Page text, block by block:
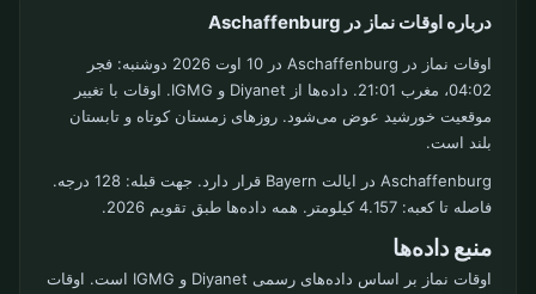
درباره اوقات نماز در Aschaffenburg
اوقات نماز در Aschaffenburg در 10 اوت 2026 دوشنبه: فجر
04:02، مغرب 21:01. داده‌ها از Diyanet و IGMG. اوقات با تغییر
موقعیت خورشید عوض می‌شود. روزهای زمستان کوتاه و تابستان
بلند است.
Aschaffenburg در ایالت Bayern قرار دارد. جهت قبله: 128 درجه.
فاصله تا کعبه: 4.157 کیلومتر. همه داده‌ها طبق تقویم 2026.
منبع داده‌ها
اوقات نماز بر اساس داده‌های رسمی Diyanet و IGMG است. اوقات